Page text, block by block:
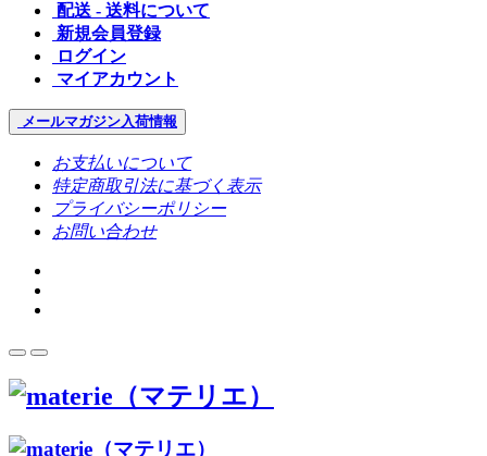
配送 - 送料について
新規会員登録
ログイン
マイアカウント
メールマガジン入荷情報
お支払いについて
特定商取引法に基づく表示
プライバシーポリシー
お問い合わせ